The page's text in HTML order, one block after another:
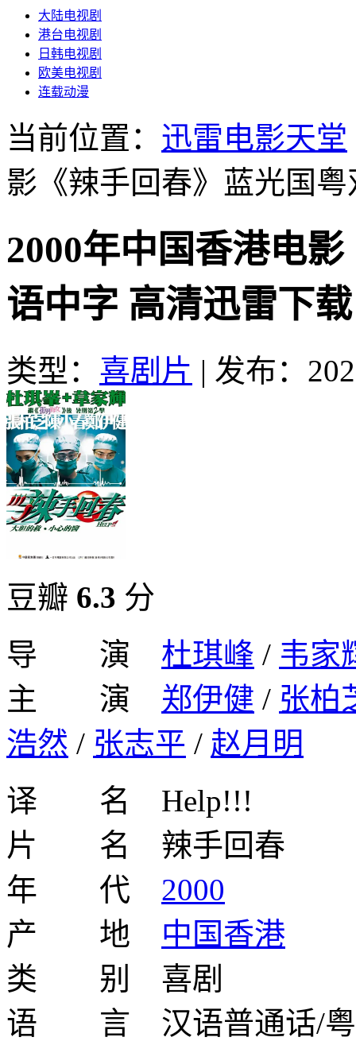
大陆电视剧
港台电视剧
日韩电视剧
欧美电视剧
连载动漫
当前位置： 迅雷电影天堂
影《辣手回春》蓝光国
2000年中国香港电
语中字 高清迅雷下载
类型： 喜剧片 | 发布：
豆瓣 6.3 分
导 演 杜琪峰 / 韦家
主 演 郑伊健 / 张柏
浩然 / 张志平 / 赵月明
译 名 Help!!!
片 名 辣手回春
年 代 2000
产 地 中国香港
类 别 喜剧
语 言 汉语普通话/粤